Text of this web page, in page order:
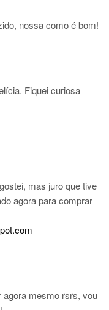
nossa como é bom!
Fiquei curiosa
mas juro que tive
agora para comprar
mesmo rsrs, vou